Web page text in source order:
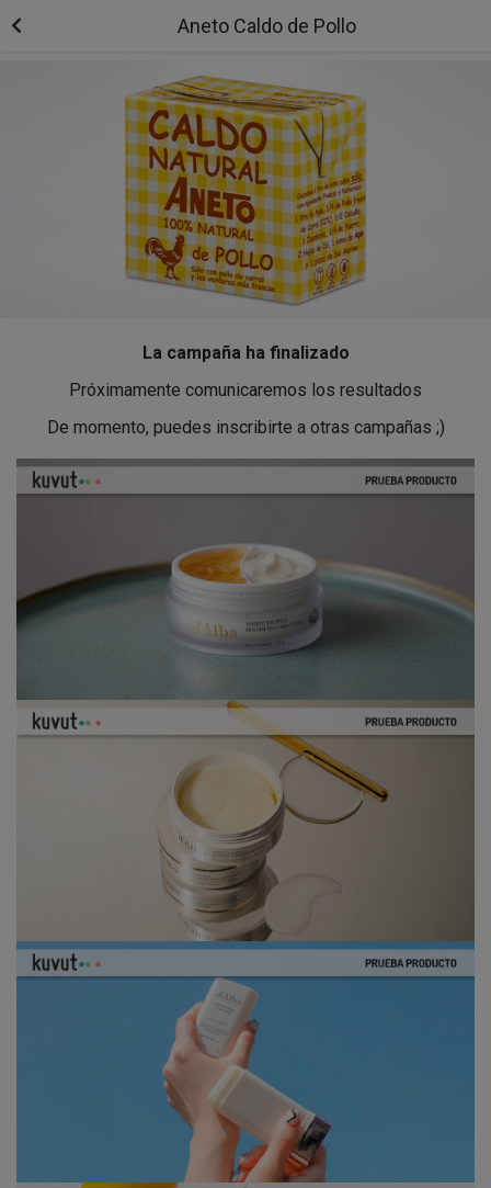
Aneto Caldo de Pollo
La campaña ha finalizado
Próximamente comunicaremos los resultados
De momento, puedes inscribirte a otras campañas ;)